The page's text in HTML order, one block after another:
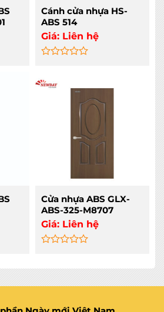
Cánh cửa nhựa HS-
ABS 514
Giá: Liên hệ
out
Cửa nhựa ABS GLX-
ABS-325-M8707
Giá: Liên hệ
out
of